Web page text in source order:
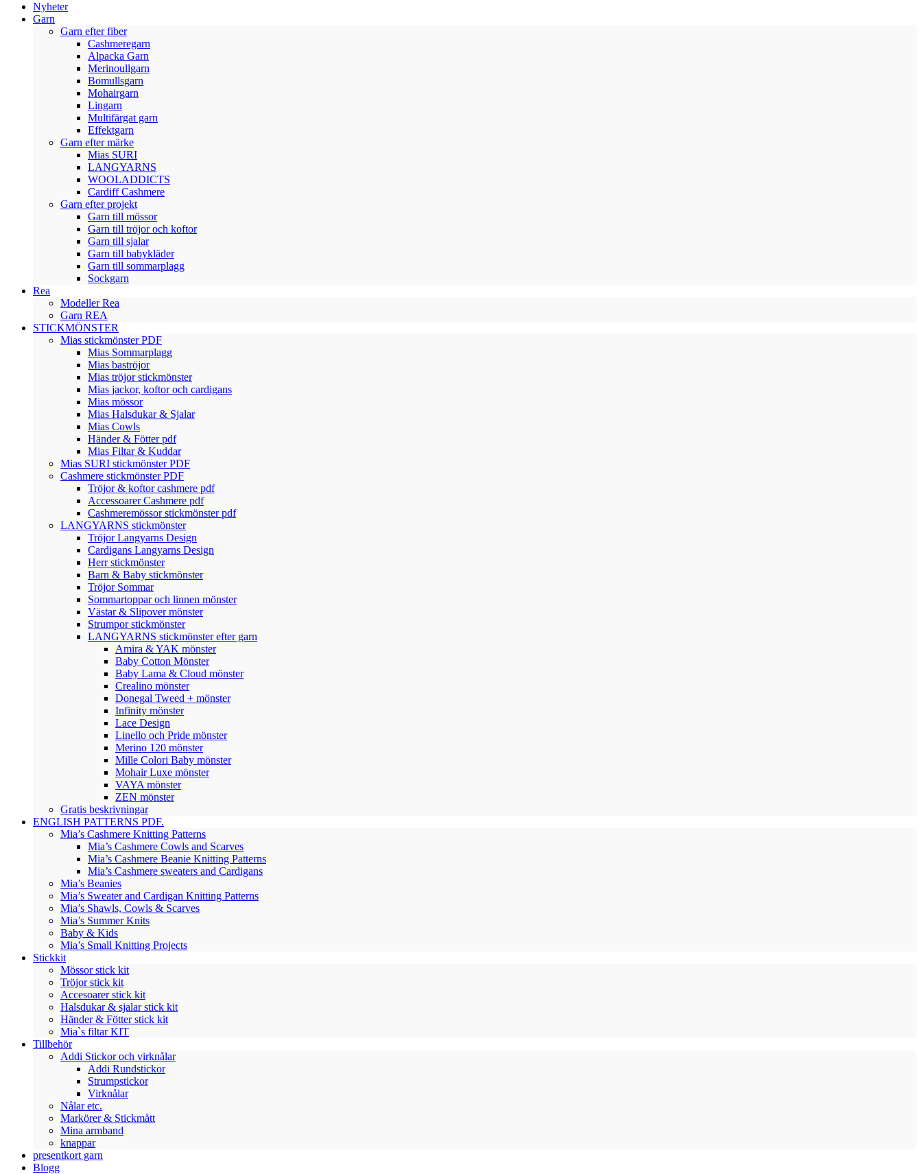
Nyheter
Garn
Garn efter fiber
Cashmeregarn
Alpacka Garn
Merinoullgarn
Bomullsgarn
Mohairgarn
Lingarn
Multifärgat garn
Effektgarn
Garn efter märke
Mias SURI
LANGYARNS
WOOLADDICTS
Cardiff Cashmere
Garn efter projekt
Garn till mössor
Garn till tröjor och koftor
Garn till sjalar
Garn till babykläder
Garn till sommarplagg
Sockgarn
Rea
Modeller Rea
Garn REA
STICKMÖNSTER
Mias stickmönster PDF
Mias Sommarplagg
Mias baströjor
Mias tröjor stickmönster
Mias jackor, koftor och cardigans
Mias mössor
Mias Halsdukar & Sjalar
Mias Cowls
Händer & Fötter pdf
Mias Filtar & Kuddar
Mias SURI stickmönster PDF
Cashmere stickmönster PDF
Tröjor & koftor cashmere pdf
Accessoarer Cashmere pdf
Cashmeremössor stickmönster pdf
LANGYARNS stickmönster
Tröjor Langyarns Design
Cardigans Langyarns Design
Herr stickmönster
Barn & Baby stickmönster
Tröjor Sommar
Sommartoppar och linnen mönster
Västar & Slipover mönster
Strumpor stickmönster
LANGYARNS stickmönster efter garn
Amira & YAK mönster
Baby Cotton Mönster
Baby Lama & Cloud mönster
Crealino mönster
Donegal Tweed + mönster
Infinity mönster
Lace Design
Linello och Pride mönster
Merino 120 mönster
Mille Colori Baby mönster
Mohair Luxe mönster
VAYA mönster
ZEN mönster
Gratis beskrivningar
ENGLISH PATTERNS PDF.
Mia’s Cashmere Knitting Patterns
Mia’s Cashmere Cowls and Scarves
Mia’s Cashmere Beanie Knitting Patterns
Mia’s Cashmere sweaters and Cardigans
Mia’s Beanies
Mia’s Sweater and Cardigan Knitting Patterns
Mia’s Shawls, Cowls & Scarves
Mia’s Summer Knits
Baby & Kids
Mia’s Small Knitting Projects
Stickkit
Mössor stick kit
Tröjor stick kit
Accesoarer stick kit
Halsdukar & sjalar stick kit
Händer & Fötter stick kit
Mia`s filtar KIT
Tillbehör
Addi Stickor och virknålar
Addi Rundstickor
Strumpstickor
Virknålar
Nålar etc.
Markörer & Stickmått
Mina armband
knappar
presentkort garn
Blogg